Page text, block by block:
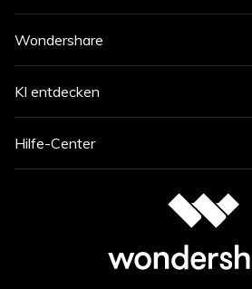
Wondershare
KI entdecken
Hilfe-Center